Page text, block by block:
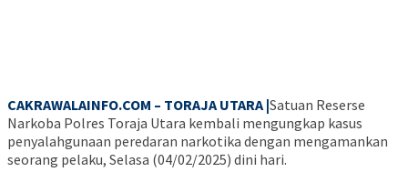
CAKRAWALAINFO.COM – TORAJA UTARA |Satuan Reserse
Narkoba Polres Toraja Utara kembali mengungkap kasus
penyalahgunaan peredaran narkotika dengan mengamankan
seorang pelaku, Selasa (04/02/2025) dini hari.